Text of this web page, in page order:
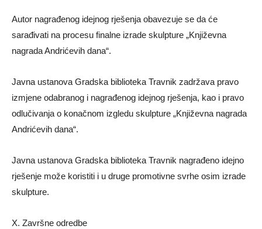
Autor nagrađenog idejnog rješenja obavezuje se da će
sarađivati na procesu finalne izrade skulpture „Književna
nagrada Andrićevih dana“.
Javna ustanova Gradska biblioteka Travnik zadržava pravo
izmjene odabranog i nagrađenog idejnog rješenja, kao i pravo
odlučivanja o konačnom izgledu skulpture „Književna nagrada
Andrićevih dana“.
Javna ustanova Gradska biblioteka Travnik nagrađeno idejno
rješenje može koristiti i u druge promotivne svrhe osim izrade
skulpture.
X. Završne odredbe